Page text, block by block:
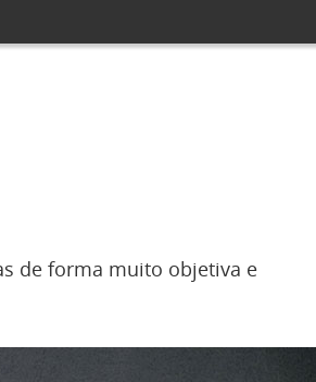
de forma muito objetiva e